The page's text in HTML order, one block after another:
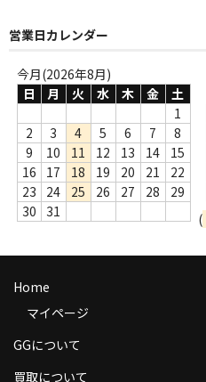
Webのみ no.1
Webのみ no.2
Webのみ no.3
Webのみ no.4
送料
商品の発送
営業日カレンダー
今月(2026年8月)
日
月 火 水 木 金
土
1
2
3 4 5 6 7
8
9
10 11 12 13 14
15
16
17 18 19 20 21
22
23
24 25 26 27 28
29
30
31
(
Home
マイページ
GGについて
買取について